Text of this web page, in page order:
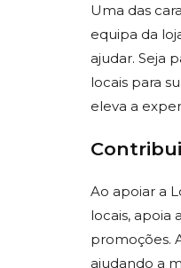
Uma das
equipa da
ajudar. Seja
locais para
eleva a
Ao apoiar a
locais, apoia
promoções.
ajudando a